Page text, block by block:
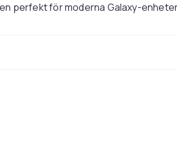
perfekt för moderna Galaxy-
telefoner och surfplattor upp till 70 %